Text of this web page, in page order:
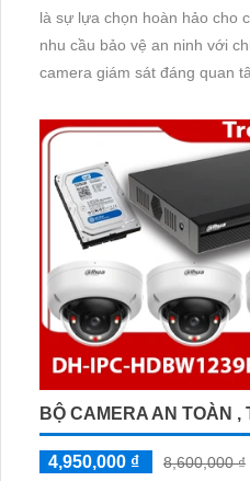
là sự lựa chọn hoàn hảo cho
nhu cầu bảo vệ an ninh với
camera giám sát đáng quan tâm bộ camera kho
chất lượng cao cho người
Dahua bảo vệ an ninh cho
BỘ CAMERA AN TOÀN ,
4,950,000 ₫ 8,600,000 ₫